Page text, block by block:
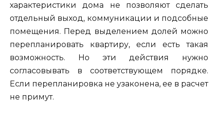
характеристики дома не позволяют сделать
отдельный выход, коммуникации и подсобные
помещения. Перед выделением долей можно
перепланировать квартиру, если есть такая
возможность. Но эти действия нужно
согласовывать в соответствующем порядке.
Если перепланировка не узаконена, ее в расчет
не примут.